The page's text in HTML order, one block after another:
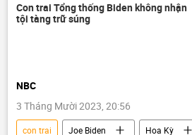
Con trai Tổng thống Biden không nhận
tội tàng trữ súng
NBC
3 Tháng Mười 2023, 20:56
con trai Joe Biden
Hoa Kỳ